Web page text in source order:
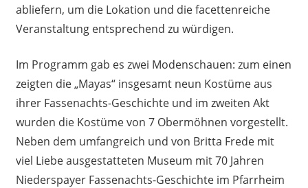
abliefern, um die Lokation und die facettenreiche
Veranstaltung entsprechend zu würdigen.
Im Programm gab es zwei Modenschauen: zum einen
zeigten die „Mayas“ insgesamt neun Kostüme aus
ihrer Fassenachts-Geschichte und im zweiten Akt
wurden die Kostüme von 7 Obermöhnen vorgestellt.
Neben dem umfangreich und von Britta Frede mit
viel Liebe ausgestatteten Museum mit 70 Jahren
Niederspayer Fassenachts-Geschichte im Pfarrheim